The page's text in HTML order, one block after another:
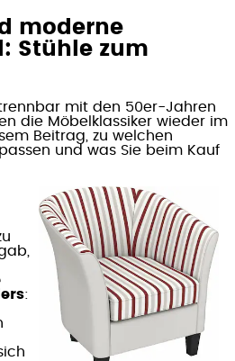
moderne
Stühle zum
mit den 50er-Jahren
die Möbelklassiker wieder im
Beitrag, zu welchen
passen und was Sie beim Kauf
: